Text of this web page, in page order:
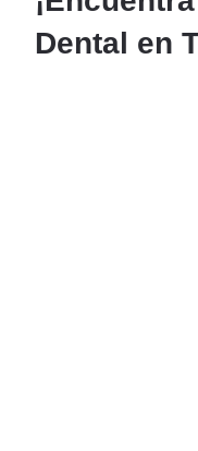
Dental en